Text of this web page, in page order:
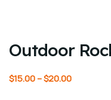
Outdoor
$15.00–$20.00